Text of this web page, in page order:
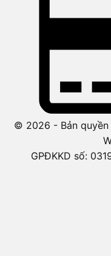
© 2026 - Bản quyền
GPĐKKD số: